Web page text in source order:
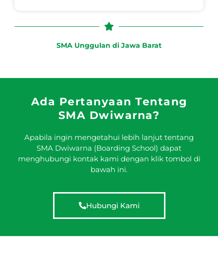
SMA Unggulan di Jawa Barat
Ada Pertanyaan Tentang
SMA Dwiwarna?
Apabila ingin mengetahui lebih lanjut tentang
SMA Dwiwarna (Boarding School) dapat
menghubungi kontak kami dengan klik tombol di
bawah ini.
Hubungi Kami